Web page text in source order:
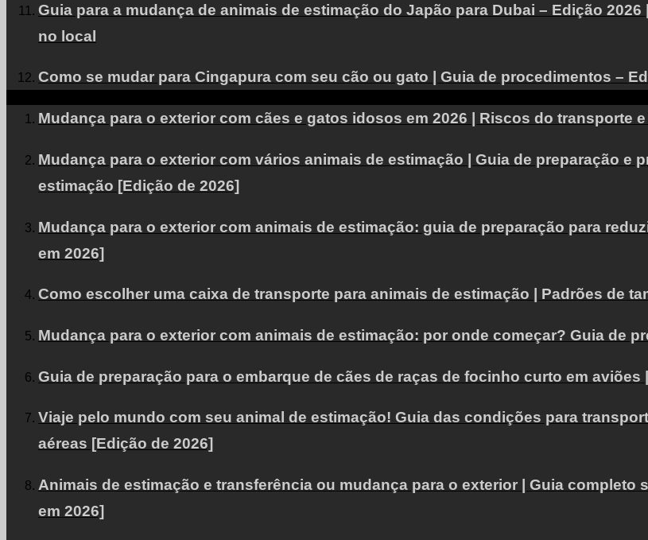
Guia para a mudança de animais de estimação do Japão para Dubai – Edição
no local
Como se mudar para Cingapura com seu cão ou gato | Guia de procedimentos –
Mudança para o exterior com cães e gatos idosos em 2026 | Riscos do transporte
Mudança para o exterior com vários animais de estimação | Guia de preparação e
estimação [Edição de 2026]
Mudança para o exterior com animais de estimação: guia de preparação para
em 2026]
Como escolher uma caixa de transporte para animais de estimação | Padrões de
Mudança para o exterior com animais de estimação: por onde começar? Guia de
Guia de preparação para o embarque de cães de raças de focinho curto em
Viaje pelo mundo com seu animal de estimação! Guia das condições para
aéreas [Edição de 2026]
Animais de estimação e transferência ou mudança para o exterior | Guia
em 2026]